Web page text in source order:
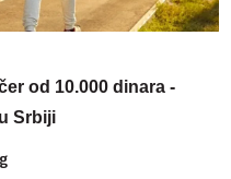
od 10.000 dinara -
Srbiji